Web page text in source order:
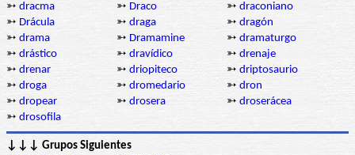
➳ dracma ➳ Draco ➳ draconiano
➳ Drácula ➳ draga ➳ dragón
➳ drama ➳ Dramamine ➳ dramaturgo
➳ drástico ➳ dravídico ➳ drenaje
➳ drenar ➳ driopiteco ➳ driptosaurio
➳ droga ➳ dromedario ➳ dron
➳ dropear ➳ drosera ➳ droserácea
➳ drosofila
↓↓↓ Grupos Siguientes